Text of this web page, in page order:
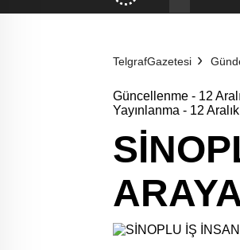
TelgrafGazetesi
Güncellenme - 12
Yayınlanma - 12